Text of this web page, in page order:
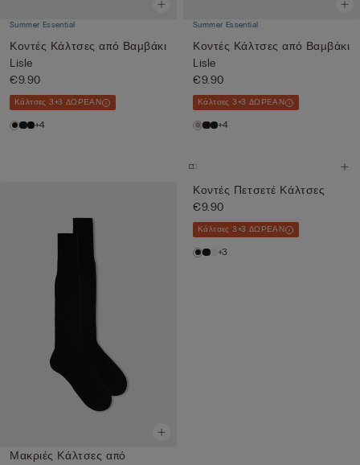
Summer Essential
Κοντές Κάλτσες από Βαμβάκι
Lisle
€9.90
Κάλτσες 3+3 ΔΩΡΕΑΝ
+4
Summer Essential
Κοντές Κάλτσες από Βαμβάκι
Lisle
€9.90
Κάλτσες 3+3 ΔΩΡΕΑΝ
+4
Μακριές Κάλτσες από
Κοντές Πετσετέ Κάλτσες
€9.90
Κάλτσες 3+3 ΔΩΡΕΑΝ
+3